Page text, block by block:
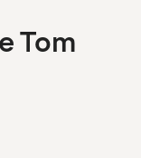
Tom